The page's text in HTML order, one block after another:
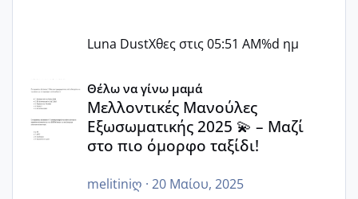
Luna DustΧθες στις 05:51 AM%d ημ
Μελλοντικές Μανούλες Εξωσωματικής 2025 💫 – Μαζί
Θέλω να γίνω μαμά
Μελλοντικές Μανούλες
Εξωσωματικής 2025 💫 – Μαζί
στο πιο όμορφο ταξίδι!
melitiniღ · 20 Μαίου, 2025